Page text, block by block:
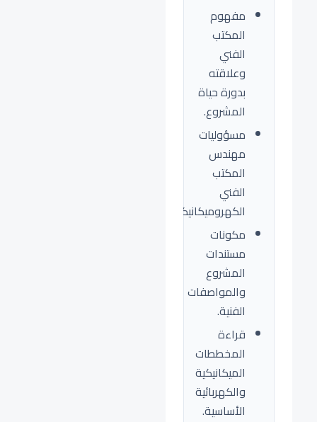
مفهوم
المكتب
الفني
وعلاقته
بدورة حياة
المشروع.
مسؤوليات
مهندس
المكتب
الفني
الكهروميكانيكي.
مكونات
مستندات
المشروع
والمواصفات
الفنية.
قراءة
المخططات
الميكانيكية
والكهربائية
الأساسية.